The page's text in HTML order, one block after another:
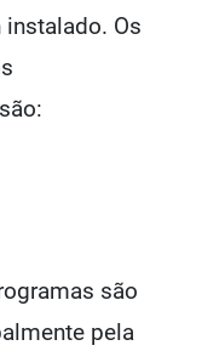
Os
são
pela